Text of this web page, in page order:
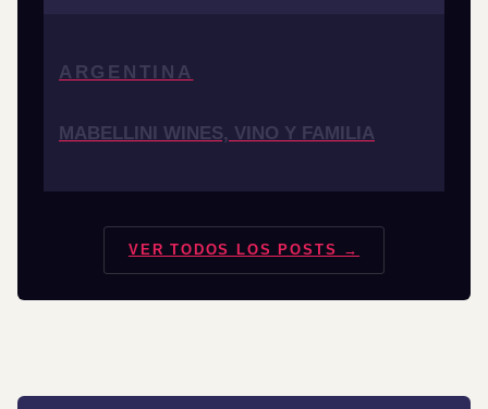
ARGENTINA
MABELLINI WINES, VINO Y FAMILIA
VER TODOS LOS POSTS →